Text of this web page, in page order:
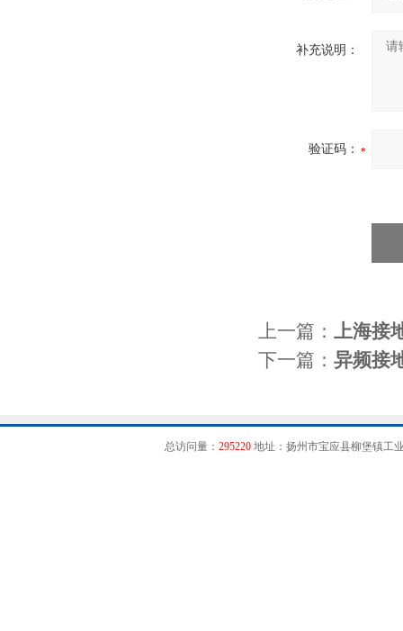
补充说明：
验证码：
上一篇： 上海接
下一篇： 异频接
总访问量： 295220地址：扬州市宝应县柳堡镇工